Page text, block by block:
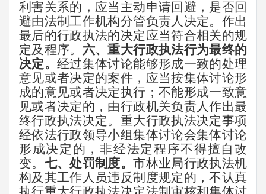
利害关系的，应当主动申请回避，是否回
避由法制工作机构分管负责人决定。作出
最后的行政执法的决定应当符合相关的规
定及程序。 六、重大行政执法行为最终的
决定。经过集体讨论能够形成一致的处理
意见或者决定的案件，应当按集体讨论形
成的意见或者决定执行；不能形成一致意
见或者决定的，由行政机关负责人作出最
终行政执法决定。重大行政执法决定事项
经依法行政领导小组集体讨论会集体讨论
形成决定的，非经法定程序不得擅自改
变。 七、处罚制度。市林业局行政执法机
构及其工作人员违反制度规定的，不认真